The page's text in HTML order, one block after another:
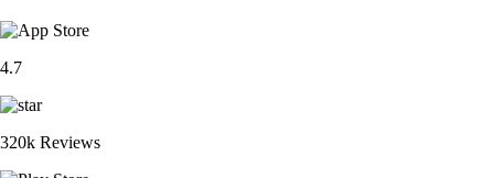
4.7
320k Reviews